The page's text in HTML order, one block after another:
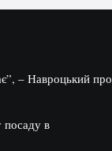
– Навроцький про
посаду в